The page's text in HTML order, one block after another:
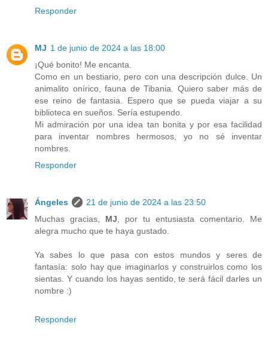
Responder
MJ 1 de junio de 2024 a las 18:00
¡Qué bonito! Me encanta.
Como en un bestiario, pero con una descripción dulce. Un
animalito onírico, fauna de Tibania. Quiero saber más de
ese reino de fantasia. Espero que se pueda viajar a su
biblioteca en sueños. Sería estupendo.
Mi admiración por una idea tan bonita y por esa facilidad
para inventar nombres hermosos, yo no sé inventar
nombres.
Responder
Ángeles
21 de junio de 2024 a las 23:50
Muchas gracias, MJ, por tu entusiasta comentario. Me
alegra mucho que te haya gustado.
Ya sabes lo que pasa con estos mundos y seres de
fantasía: solo hay que imaginarlos y construirlos como los
sientas. Y cuando los hayas sentido, te será fácil darles un
nombre :)
Responder